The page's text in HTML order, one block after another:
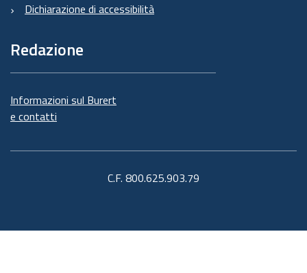
Dichiarazione di accessibilità
Redazione
Informazioni sul Burert
e contatti
C.F. 800.625.903.79